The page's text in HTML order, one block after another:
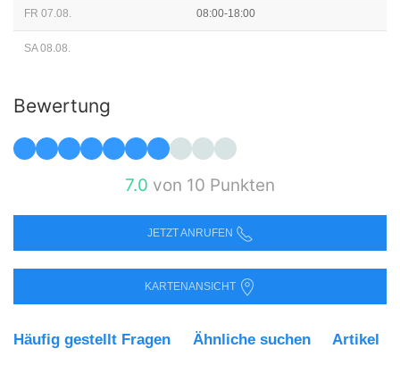
FR 07.08. 08:00-18:00
SA 08.08.
Bewertung
7.0 von 10 Punkten
JETZT ANRUFEN
KARTENANSICHT
Häufig gestellt Fragen Ähnliche suchen Artikel